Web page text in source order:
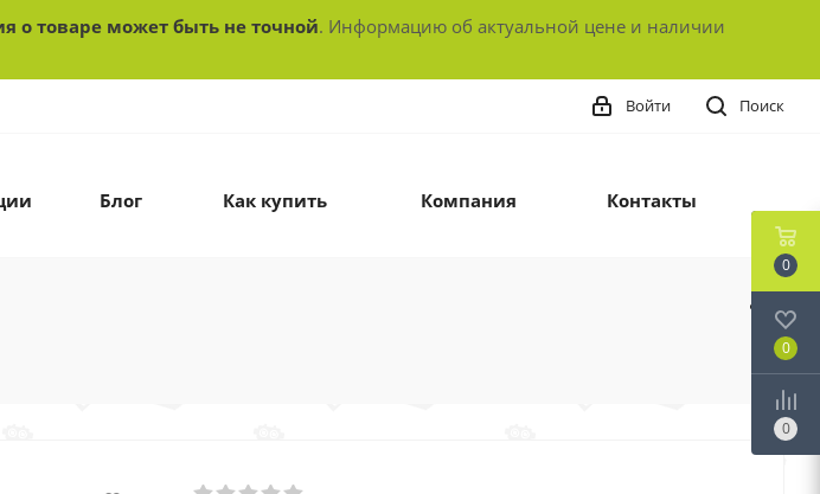
о товаре может быть не точной. Информацию об актуальной цене и наличии
Поиск
Войти
Блог Как купить Компания Контакты
0
0
0